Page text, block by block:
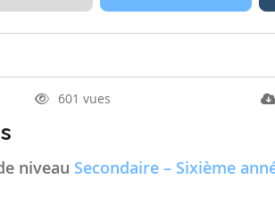
601 vues
niveau Secondaire – Sixième